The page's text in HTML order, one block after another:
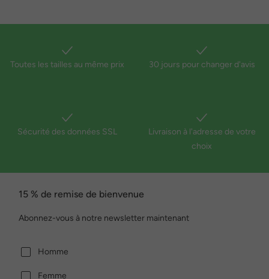
Toutes les tailles au même prix 30 jours pour changer d'avis
Sécurité des données SSL
Livraison à l'adresse de votre
choix
15 % de remise de bienvenue
Abonnez-vous à notre newsletter maintenant
Homme
Femme